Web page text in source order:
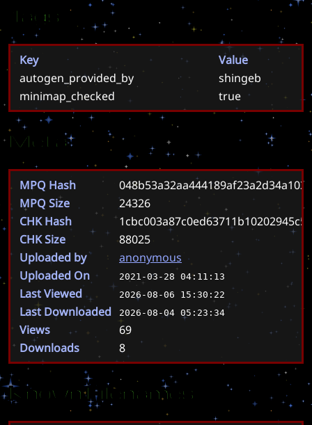
Tags
Key
Value
autogen_provided_by
shingeb
minimap_checked
true
Meta
MPQ Hash
MPQ Size
24326
CHK Hash
CHK Size
88025
Uploaded by
anonymous
Uploaded On
2021-03-28 04:11:13
Last Viewed 2026-08-06 15:30:22
Last Downloaded 2026-08-04 05:23:34
Views
69
Downloads
8
Known Filenames